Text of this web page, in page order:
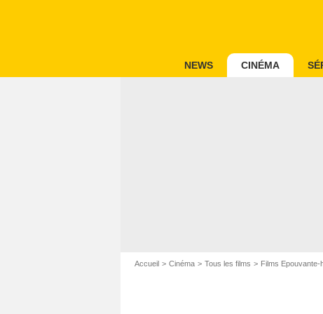
NEWS CINÉMA
Accueil Cinéma Tous les films Films Epouvante-